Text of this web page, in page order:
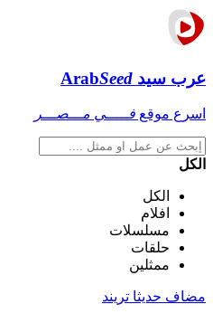
عرب سيد ArabSeed
اسرع موقع فـــــي مـــصـــر
الكل
الكل
افلام
مسلسلات
حلقات
ممثلين
مضاف حديثا تريند